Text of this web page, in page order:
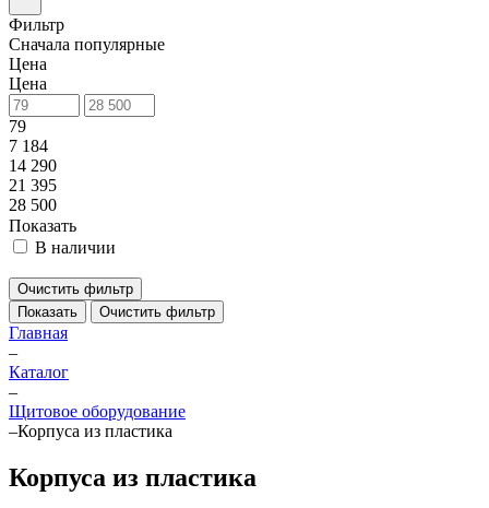
Фильтр
Сначала популярные
Цена
Цена
79
7 184
14 290
21 395
28 500
Показать
В наличии
Очистить фильтр
Показать
Очистить фильтр
Главная
–
Каталог
–
Щитовое оборудование
–Корпуса из пластика
Корпуса из пластика